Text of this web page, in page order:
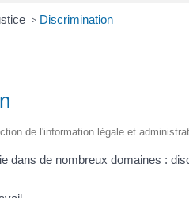
> Discrimination
de l'information légale et
dans de nombreux domaines :